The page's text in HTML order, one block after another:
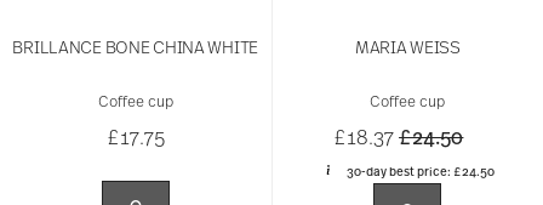
BRILLANCE BONE CHINA WHITE
Coffee cup
£17.75
MARIA WEISS
Coffee cup
£18.37Price reduced
£24.50to
30-day best price:£24.50